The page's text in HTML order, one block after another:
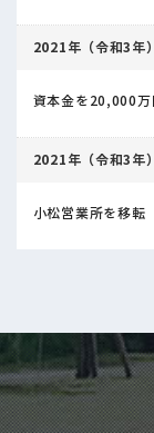
2021年（令和3年
資本金を20,000万
2021年（令和3年
小松営業所を移転